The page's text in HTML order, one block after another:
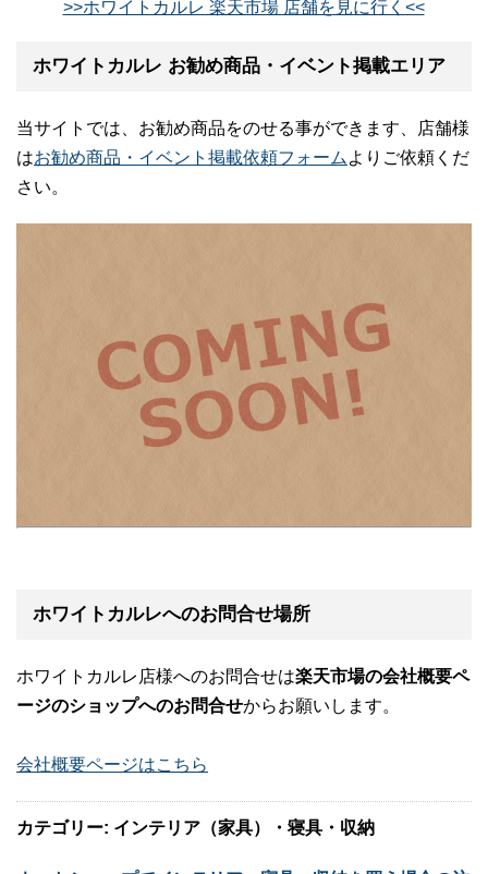
>>ホワイトカルレ 楽天市場 店舗を見に行く<<
ホワイトカルレ お勧め商品・イベント掲載エリア
当サイトでは、お勧め商品をのせる事ができます、店舗様
はお勧め商品・イベント掲載依頼フォーム よりご依頼くだ
さい。
ホワイトカルレへのお問合せ場所
ホワイトカルレ店様へのお問合せは楽天市場の会社概要ペ
ージのショップへのお問合せからお願いします。
会社概要ページはこちら
カテゴリー: インテリア（家具）・寝具・収納